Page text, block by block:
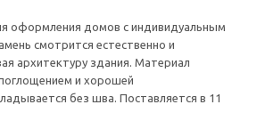
оформления домов с индивидуальным
смотрится естественно и
архитектуру здания. Материал
и хорошей
без шва. Поставляется в 11